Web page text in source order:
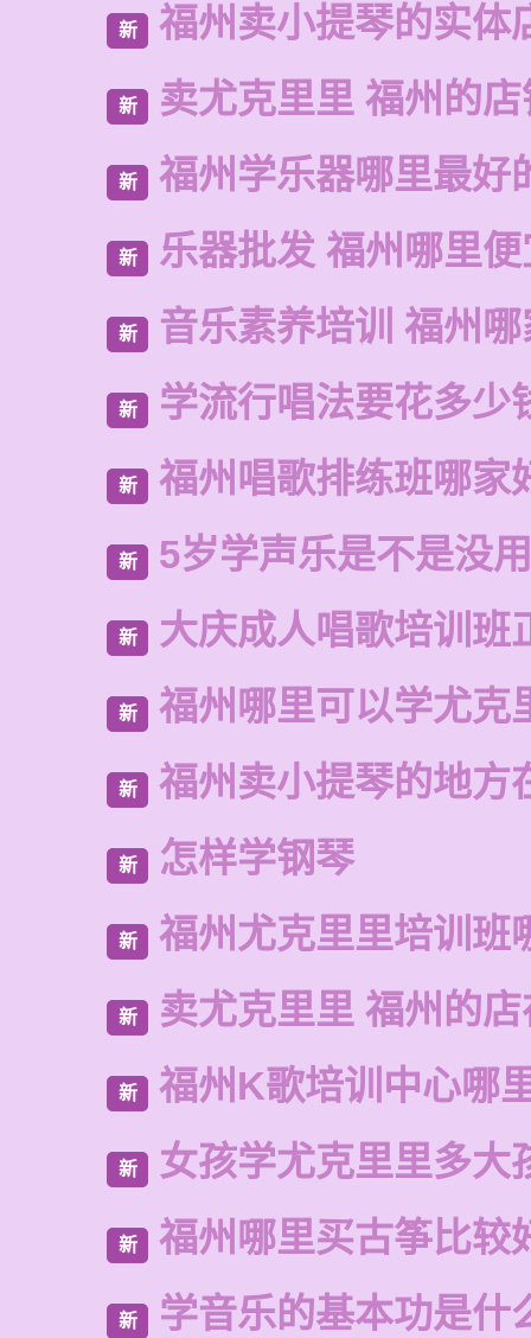
新 福州卖小提琴的实体
新 卖尤克里里 福州的店
新 福州学乐器哪里最好
新 乐器批发 福州哪里
新 音乐素养培训 福州
新 学流行唱法要花多少
新 福州唱歌排练班哪家
新 5岁学声乐是不是没用
新 大庆成人唱歌培训班
新 福州哪里可以学尤克
新 福州卖小提琴的地方
新 怎样学钢琴
新 福州尤克里里培训班
新 卖尤克里里 福州的
新 福州K歌培训中心哪
新 女孩学尤克里里多大
新 福州哪里买古筝比较
新 学音乐的基本功是什